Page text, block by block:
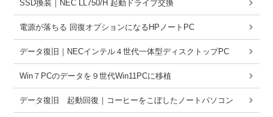
SSD換装｜NEC LL750/H 起動ドライブ交換
電源が落ちる 回復オプションになるHPノートPC
データ復旧｜NECインテル４世代一体型ディスクトップPC
Win７PCのデータを９世代Win11PCに移植
データ復旧 起動回復｜コーヒーをこぼしたノートパソコン